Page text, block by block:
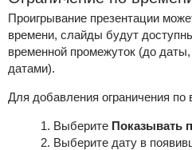
Проигрывание презентации
времени, слайды будут
временной промежуток (до
датами).
Для добавления ограничения по
Выберите Показывать
Выберите дату в